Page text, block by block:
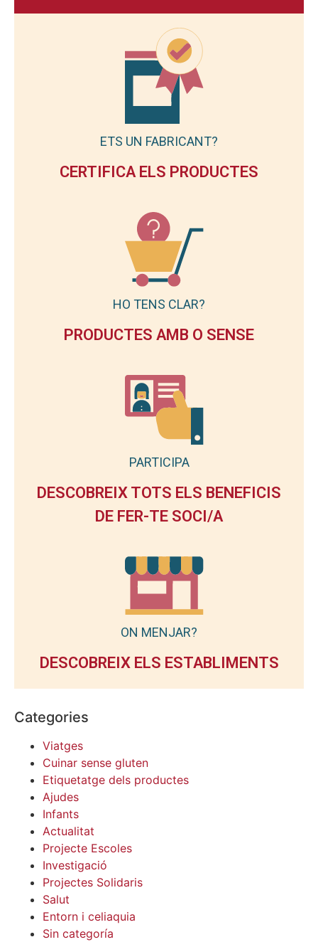
ETS UN FABRICANT?
CERTIFICA ELS PRODUCTES
HO TENS CLAR?
PRODUCTES AMB O SENSE
PARTICIPA
DESCOBREIX TOTS ELS BENEFICIS
DE FER-TE SOCI/A
ON MENJAR?
DESCOBREIX ELS ESTABLIMENTS
Categories
Viatges
Cuinar sense gluten
Etiquetatge dels productes
Ajudes
Infants
Actualitat
Projecte Escoles
Investigació
Projectes Solidaris
Salut
Entorn i celiaquia
Sin categoría